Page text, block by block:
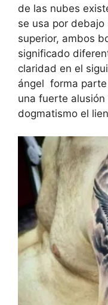
de las nubes
se usa por
superior, ambos
significado
claridad en el
ángel forma
una fuerte
dogmatismo el